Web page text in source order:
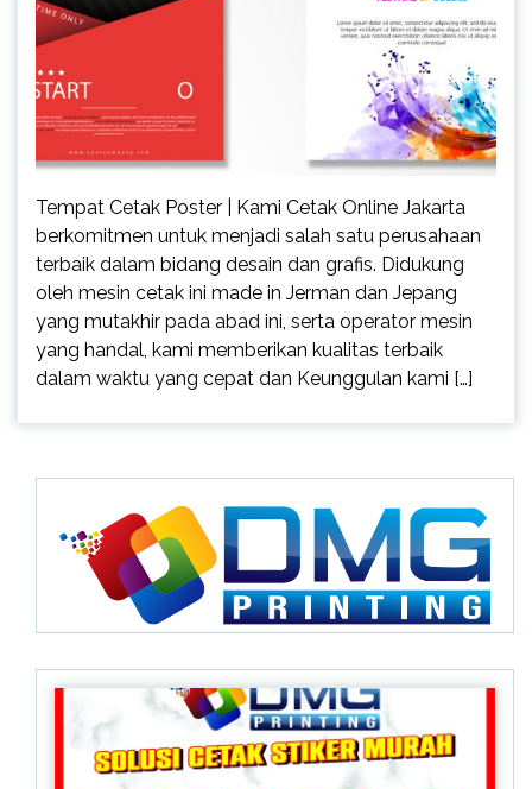
Tempat Cetak Poster | Kami Cetak Online Jakarta
berkomitmen untuk menjadi salah satu perusahaan
terbaik dalam bidang desain dan grafis. Didukung
oleh mesin cetak ini made in Jerman dan Jepang
yang mutakhir pada abad ini, serta operator mesin
yang handal, kami memberikan kualitas terbaik
dalam waktu yang cepat dan Keunggulan kami […]